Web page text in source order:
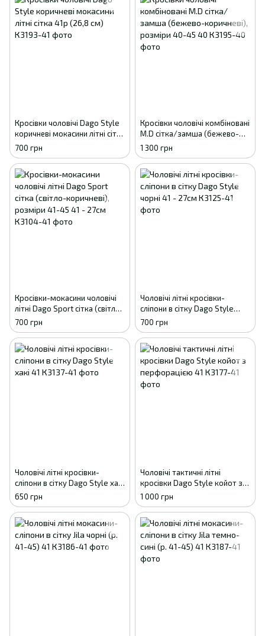
Кросівки чоловічі Dago Style
коричневі мокасини літні сітка
41р (26,8 см)
700 грн
Кросівки чоловічі комбіновані
M.D сітка/замша (бежево-
коричневі), розміри 40-45 40
1 300 грн
Кросівки-мокасини чоловічі
літні Dago Sport сітка (світло-
коричневі), розміри 41-45 41 -
27см
700 грн
Чоловічі літні кросівки-
сліпони в сітку Dago Style
чорні 41 - 27см
700 грн
Чоловічі літні кросівки-
сліпони в сітку Dago Style хакі
41
650 грн
Чоловічі тактичні літні
кросівки Dago Style койот з
перфорацією 41
1 000 грн